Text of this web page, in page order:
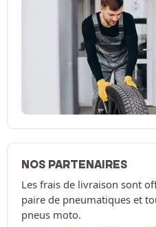
NOS PARTENAIRES
Les frais de livraison sont
paire de pneumatiques et
pneus moto.